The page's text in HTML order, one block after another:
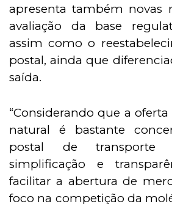
apresenta também novas
avaliação da base
assim como o
postal, ainda que
saída.
“Considerando que a
natural é bastante
postal de transporte
simplificação e
facilitar a abertura de
foco na competição da